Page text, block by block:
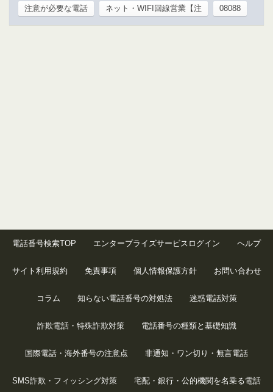
注意が必要な電話 ネット・WIFI回線営業【注 08088
電話番号検索TOP エンタープライズサービスログイン ヘルプ
サイト利用規約 免責事項 個人情報保護方針 お問い合わせ
コラム 知らない電話番号の対処法 迷惑電話対策
詐欺電話・特殊詐欺対策 電話番号の種類と基礎知識
国際電話・海外番号の注意点 非通知・ワン切り・無言電話
SMS詐欺・フィッシング対策 宅配・銀行・公的機関を名乗る電話